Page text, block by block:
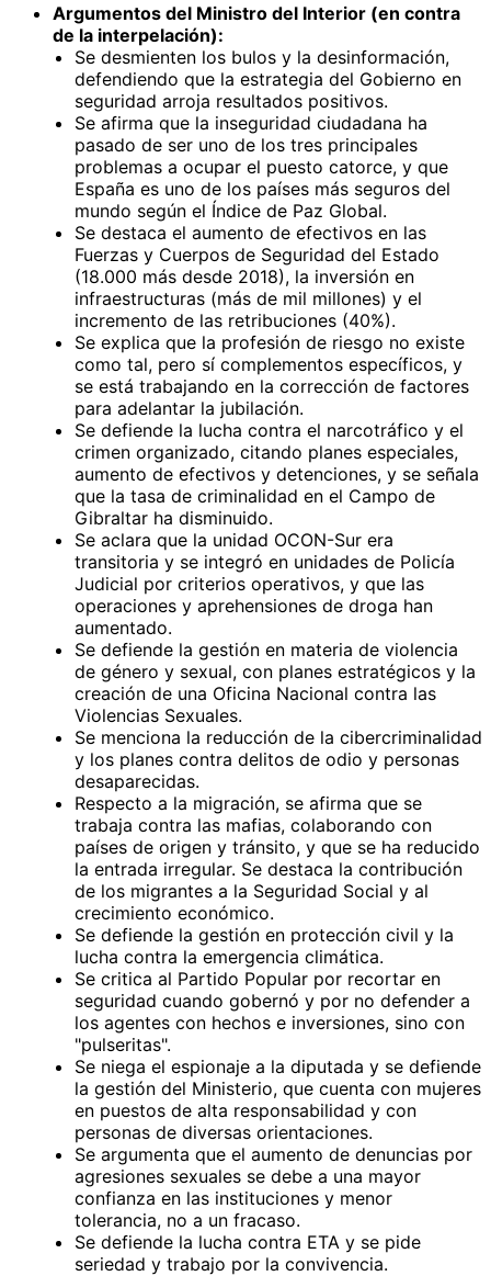
Argumentos del Ministro del Interior (en contra
de la interpelación):
Se desmienten los bulos y la desinformación,
defendiendo que la estrategia del Gobierno en
seguridad arroja resultados positivos.
Se afirma que la inseguridad ciudadana ha
pasado de ser uno de los tres principales
problemas a ocupar el puesto catorce, y que
España es uno de los países más seguros del
mundo según el Índice de Paz Global.
Se destaca el aumento de efectivos en las
Fuerzas y Cuerpos de Seguridad del Estado
(18.000 más desde 2018), la inversión en
infraestructuras (más de mil millones) y el
incremento de las retribuciones (40%).
Se explica que la profesión de riesgo no existe
como tal, pero sí complementos específicos, y
se está trabajando en la corrección de factores
para adelantar la jubilación.
Se defiende la lucha contra el narcotráfico y el
crimen organizado, citando planes especiales,
aumento de efectivos y detenciones, y se señala
que la tasa de criminalidad en el Campo de
Gibraltar ha disminuido.
Se aclara que la unidad OCON-Sur era
transitoria y se integró en unidades de Policía
Judicial por criterios operativos, y que las
operaciones y aprehensiones de droga han
aumentado.
Se defiende la gestión en materia de violencia
de género y sexual, con planes estratégicos y la
creación de una Oficina Nacional contra las
Violencias Sexuales.
Se menciona la reducción de la cibercriminalidad
y los planes contra delitos de odio y personas
desaparecidas.
Respecto a la migración, se afirma que se
trabaja contra las mafias, colaborando con
países de origen y tránsito, y que se ha reducido
la entrada irregular. Se destaca la contribución
de los migrantes a la Seguridad Social y al
crecimiento económico.
Se defiende la gestión en protección civil y la
lucha contra la emergencia climática.
Se critica al Partido Popular por recortar en
seguridad cuando gobernó y por no defender a
los agentes con hechos e inversiones, sino con
"pulseritas".
Se niega el espionaje a la diputada y se defiende
la gestión del Ministerio, que cuenta con mujeres
en puestos de alta responsabilidad y con
personas de diversas orientaciones.
Se argumenta que el aumento de denuncias por
agresiones sexuales se debe a una mayor
confianza en las instituciones y menor
tolerancia, no a un fracaso.
Se defiende la lucha contra ETA y se pide
seriedad y trabajo por la convivencia.